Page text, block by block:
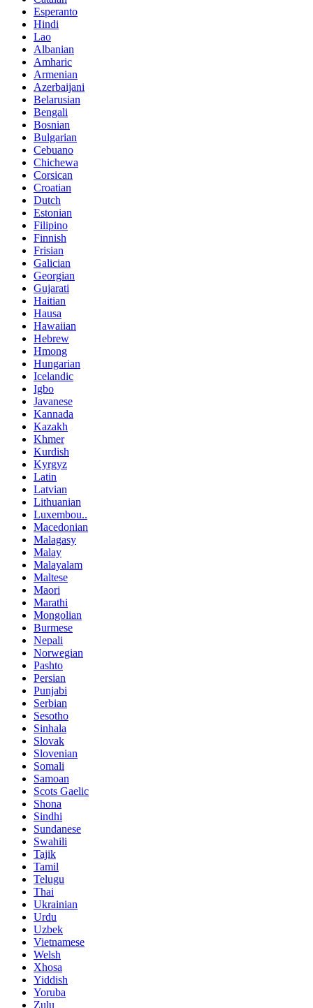
Esperanto
Hindi
Lao
Albanian
Amharic
Armenian
Azerbaijani
Belarusian
Bengali
Bosnian
Bulgarian
Cebuano
Chichewa
Corsican
Croatian
Dutch
Estonian
Filipino
Finnish
Frisian
Galician
Georgian
Gujarati
Haitian
Hausa
Hawaiian
Hebrew
Hmong
Hungarian
Icelandic
Igbo
Javanese
Kannada
Kazakh
Khmer
Kurdish
Kyrgyz
Latin
Latvian
Lithuanian
Luxembou..
Macedonian
Malagasy
Malay
Malayalam
Maltese
Maori
Marathi
Mongolian
Burmese
Nepali
Norwegian
Pashto
Persian
Punjabi
Serbian
Sesotho
Sinhala
Slovak
Slovenian
Somali
Samoan
Scots Gaelic
Shona
Sindhi
Sundanese
Swahili
Tajik
Tamil
Telugu
Thai
Ukrainian
Urdu
Uzbek
Vietnamese
Welsh
Xhosa
Yiddish
Yoruba
Zulu